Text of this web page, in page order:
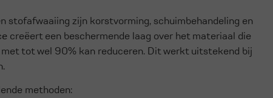
stofafwaaiing zijn korstvorming, schuimbehandeling en
creëert een beschermende laag over het materiaal die
tot wel 90% kan reduceren. Dit werkt uitstekend bij
methoden: